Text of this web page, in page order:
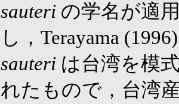
sauteri の学名が適
し，Terayama
sauteri は台湾を模
れたもので，台湾